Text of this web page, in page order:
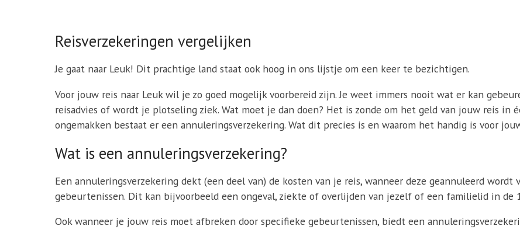
Reisverzekeringen vergelijken
Je gaat naar Leuk! Dit prachtige land staat ook hoog in ons lijstje om een keer te bezichtigen.
Voor jouw reis naar Leuk wil je zo goed mogelijk voorbereid zijn. Je weet immers nooit wat er kan
reisadvies of wordt je plotseling ziek. Wat moet je dan doen? Het is zonde om het geld van jouw reis in
ongemakken bestaat er een annuleringsverzekering. Wat dit precies is en waarom het handig is voor
Wat is een annuleringsverzekering?
Een annuleringsverzekering dekt (een deel van) de kosten van je reis, wanneer deze geannuleerd wordt
gebeurtenissen. Dit kan bijvoorbeeld een ongeval, ziekte of overlijden van jezelf of een familielid in de
Ook wanneer je jouw reis moet afbreken door specifieke gebeurtenissen, biedt een